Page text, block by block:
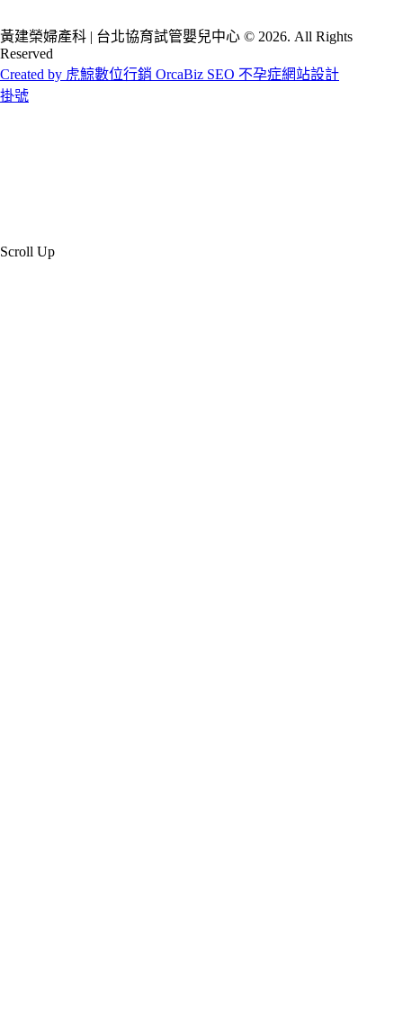
黃建榮婦產科 | 台北協育試管嬰兒中心 © 2026. All Rights
Reserved
Created by 虎鯨數位行銷 OrcaBiz SEO 不孕症網站設計
掛號
Scroll Up